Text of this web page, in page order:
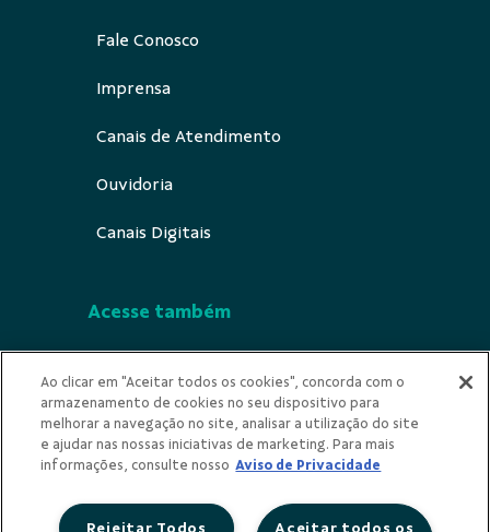
Fale Conosco
Imprensa
Canais de Atendimento
Ouvidoria
Canais Digitais
Acesse também
Indícios de Ilicitude
Privacidade
Ao clicar em "Aceitar todos os cookies", concorda com o
armazenamento de cookies no seu dispositivo para
melhorar a navegação no site, analisar a utilização do site
e ajudar nas nossas iniciativas de marketing. Para mais
informações, consulte nosso Aviso de Privacidade
Aceitar todos os
Rejeitar Todos